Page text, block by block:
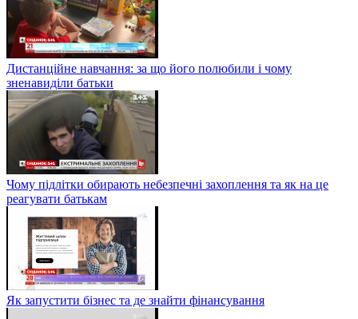
Дистанційне навчання: за що його полюбили і чому
зненавиділи батьки
Чому підлітки обирають небезпечні захоплення та як на це
реагувати батькам
Як запустити бізнес та де знайти фінансування